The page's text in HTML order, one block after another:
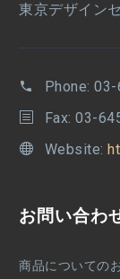
東京デザイン
Phone: 03-
Fax: 03-
Website:
お問い合わ
商品についての